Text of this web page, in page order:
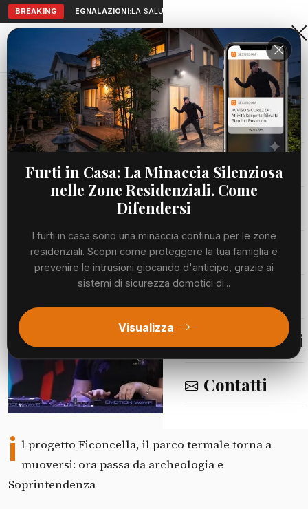
BREAKING SEGNALAZIONI:LA SALUTE A PORTATA DI MANO:
Aranova • NET
PORTALE UTILE AL TERRITORIO
Home
Cronaca
Viabilità
Meteo
Segnalazioni
Contatti
Eventi Valerie DJ a Casa Sanremo: anima, energia e...
EVENTI
Valerie DJ a Casa Sanremo: anima,
energia e grande successo
VENERDÌ, 20 FEBBRAIO 2026
94 LETTURE
i l progetto Ficoncella, il parco termale torna a
muoversi: ora passa da archeologia e
Soprintendenza
Furti in Casa: La Minaccia Silenziosa
nelle Zone Residenziali. Come
Difendersi
I furti in casa sono una minaccia continua per le zone
residenziali. Scopri come proteggere la tua famiglia e
prevenire le intrusioni giocando d'anticipo, grazie ai
sistemi di sicurezza domotici di...
Visualizza